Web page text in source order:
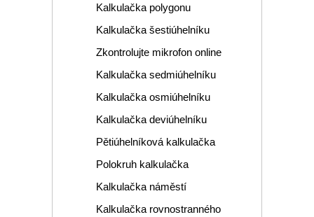
Kalkulačka polygonu
Kalkulačka šestiúhelníku
Zkontrolujte mikrofon online
Kalkulačka sedmiúhelníku
Kalkulačka osmiúhelníku
Kalkulačka deviúhelníku
Pětiúhelníková kalkulačka
Polokruh kalkulačka
Kalkulačka náměstí
Kalkulačka rovnostranného